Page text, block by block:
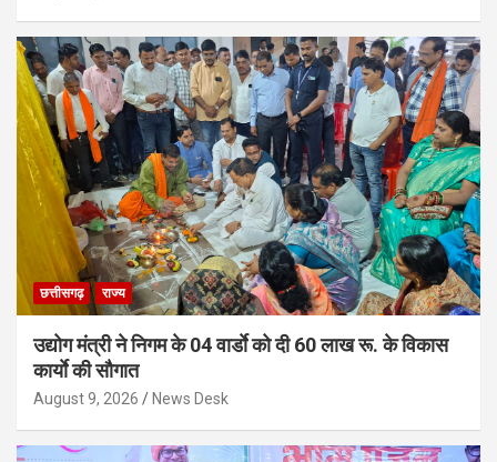
छत्तीसगढ़ राज्य
उद्योग मंत्री ने निगम के 04 वार्डाे को दी 60 लाख रू. के विकास
कार्याे की सौगात
August 9, 2026 News Desk